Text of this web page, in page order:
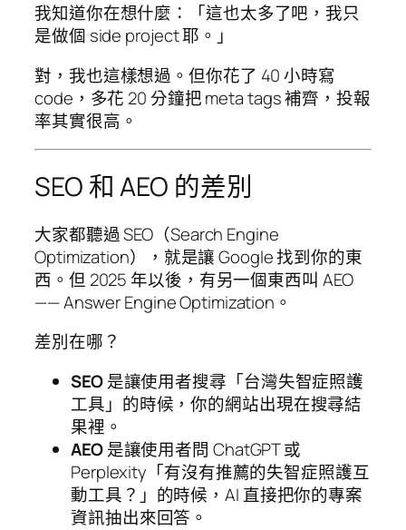
我知道你在想什麼：「這也太多了吧，我只
是做個 side project 耶。」
對，我也這樣想過。但你花了 40 小時寫
code，多花 20 分鐘把 meta tags 補齊，投報
率其實很高。
SEO 和 AEO 的差別
大家都聽過 SEO（Search Engine
Optimization），就是讓 Google 找到你的東
西。但 2025 年以後，有另一個東西叫 AEO
—— Answer Engine Optimization。
差別在哪？
SEO是讓使用者搜尋「台灣失智症照護
工具」的時候，你的網站出現在搜尋結
果裡。
AEO是讓使用者問 ChatGPT 或
Perplexity「有沒有推薦的失智症照護互
動工具？」的時候，AI 直接把你的專案
資訊抽出來回答。